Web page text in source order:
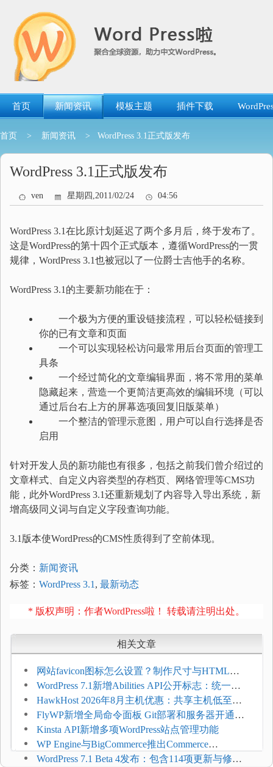
首页 新闻资讯 模板主题 插件下载
首页 > 新闻资讯 > WordPress 3.1正式版发布
WordPress 3.1正式版发布
ven 星期四,2011/02/24 04:56
WordPress 3.1在比原计划延迟了两个多月后，终于发布了。
这是WordPress的第十四个正式版本，遵循WordPress的一贯
规律，WordPress 3.1也被冠以了一位爵士吉他手的名称。
WordPress 3.1的主要新功能在于：
一个极为方便的重设链接流程，可以轻松链接到
你的已有文章和页面
一个可以实现轻松访问最常用后台页面的管理工
具条
一个经过简化的文章编辑界面，将不常用的菜单
隐藏起来，营造一个更简洁更高效的编辑环境（可以
通过后台右上方的屏幕选项回复旧版菜单）
一个整洁的管理示意图，用户可以自行选择是否
启用
针对开发人员的新功能也有很多，包括之前我们曾介绍过的
文章样式、自定义内容类型的存档页、网络管理等CMS功
能，此外WordPress 3.1还重新规划了内容导入导出系统，新
增高级同义词与自定义字段查询功能。
3.1版本使WordPress的CMS性质得到了空前体现。
分类： 新闻资讯
标签： WordPress 3.1 , 最新动态
* 版权声明：作者WordPress啦！ 转载请注明出处。
相关文章
网站favicon图标怎么设置？制作尺寸与HTML添
加方法
WordPress 7.1新增Abilities API公开标志：统一支
持REST API、MCP与AI代理
HawkHost 2026年8月主机优惠：共享主机低至
$2.61/月，高性能主机同步折扣
FlyWP新增全局命令面板 Git部署和服务器开通更
方便
Kinsta API新增多项WordPress站点管理功能
WP Engine与BigCommerce推出Commerce
Connect：WordPress商店可保留前台体验并扩展电
WordPress 7.1 Beta 4发布：包含114项更新与修